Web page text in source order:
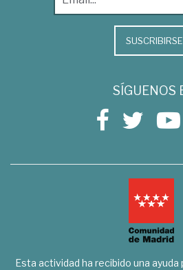
SUSCRIBIRSE
SÍGUENOS
Esta actividad ha recibido una